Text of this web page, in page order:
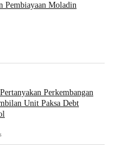
Pembiayaan Moladin
Perkembangan
Unit Paksa Debt